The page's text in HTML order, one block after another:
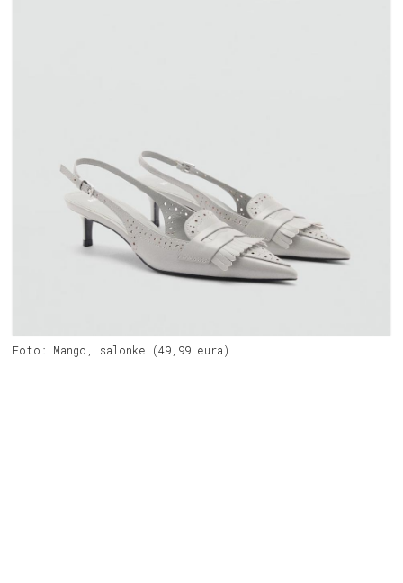
Foto: Mango, salonke (49,99 eura)